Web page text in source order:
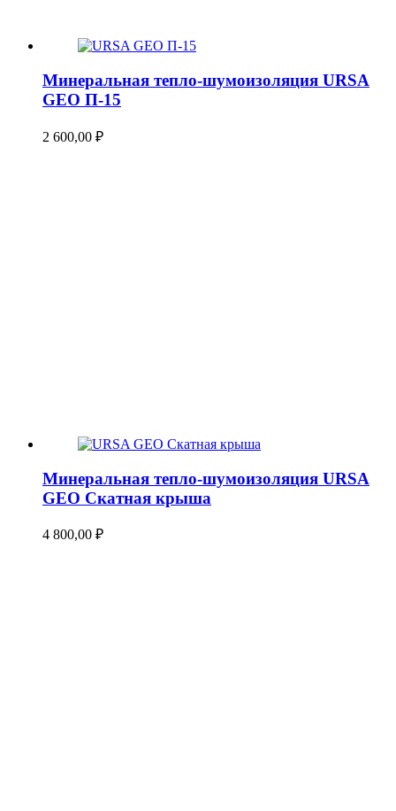
Минеральная тепло-шумоизоляция URSA
GEO П-15
2 600,00 ₽
Минеральная тепло-шумоизоляция URSA
GEO Скатная крыша
4 800,00 ₽